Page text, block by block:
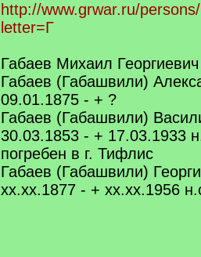
http://www.grwar.ru/
letter=Г
Габаев Михаил
Габаев (Габашвили)
09.01.1875 - + ?
Габаев (Габашвили)
30.03.1853 - + 17.03.1933
погребен в г. Тифлис
Габаев (Габашвили)
xx.xx.1877 - + xx.xx.1956